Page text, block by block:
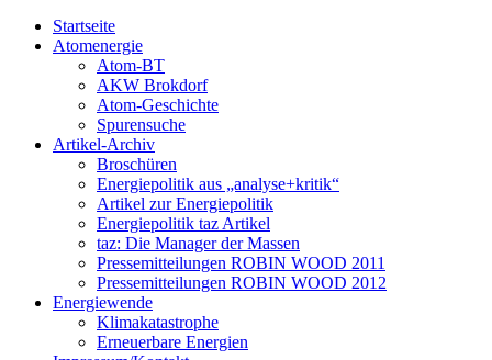
Startseite
Atomenergie
Atom-BT
AKW Brokdorf
Atom-Geschichte
Spurensuche
Artikel-Archiv
Broschüren
Energiepolitik aus „analyse+kritik“
Artikel zur Energiepolitik
Energiepolitik taz Artikel
taz: Die Manager der Massen
Pressemitteilungen ROBIN WOOD 2011
Pressemitteilungen ROBIN WOOD 2012
Energiewende
Klimakatastrophe
Erneuerbare Energien